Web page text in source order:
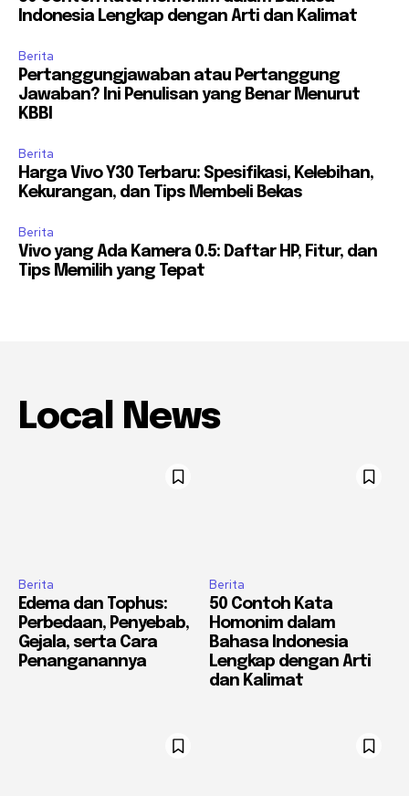
Indonesia Lengkap dengan Arti dan Kalimat
Berita
Pertanggungjawaban atau Pertanggung
Jawaban? Ini Penulisan yang Benar Menurut
KBBI
Berita
Harga Vivo Y30 Terbaru: Spesifikasi, Kelebihan,
Kekurangan, dan Tips Membeli Bekas
Berita
Vivo yang Ada Kamera 0.5: Daftar HP, Fitur, dan
Tips Memilih yang Tepat
Local News
Berita
Edema dan Tophus:
Perbedaan, Penyebab,
Gejala, serta Cara
Penanganannya
Berita
50 Contoh Kata
Homonim dalam
Bahasa Indonesia
Lengkap dengan Arti
dan Kalimat